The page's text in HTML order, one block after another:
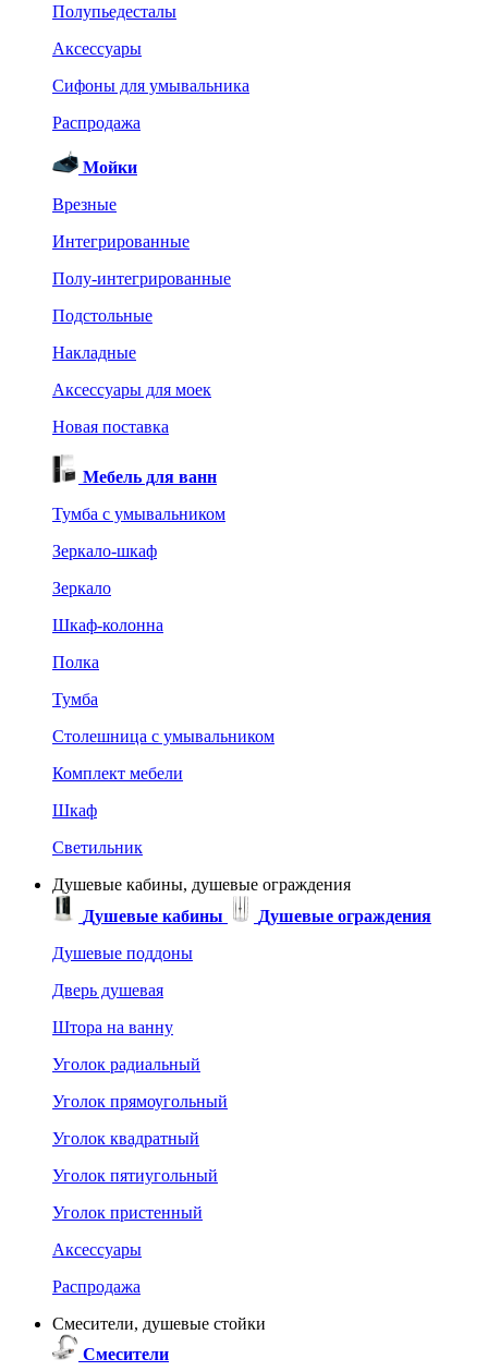
Полупьедесталы
Аксессуары
Сифоны для умывальника
Распродажа
Мойки
Врезные
Интегрированные
Полу-интегрированные
Подстольные
Накладные
Аксессуары для моек
Новая поставка
Мебель для ванн
Тумба с умывальником
Зеркало-шкаф
Зеркало
Шкаф-колонна
Полка
Тумба
Столешница с умывальником
Комплект мебели
Шкаф
Светильник
Душевые кабины, душевые ограждения
Душевые кабины
Душевые ограждения
Душевые поддоны
Дверь душевая
Штора на ванну
Уголок радиальный
Уголок прямоугольный
Уголок квадратный
Уголок пятиугольный
Уголок пристенный
Аксессуары
Распродажа
Смесители, душевые стойки
Смесители